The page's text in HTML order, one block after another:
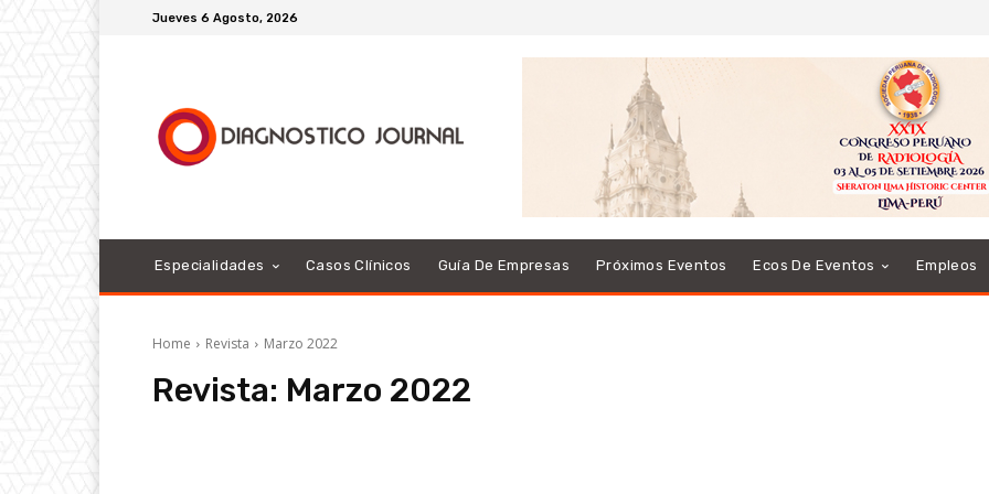
Jueves 6 Agosto, 2026
Especialidades Casos Clínicos Guía De Empresas Próximos Eventos Ecos De Eventos Empleos
Home Revista Marzo 2022
Revista: Marzo 2022